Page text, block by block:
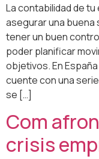
La contabilidad de
asegurar una buena
tener un buen
poder planificar
objetivos. En
cuente con una
se […]
Com
crisis